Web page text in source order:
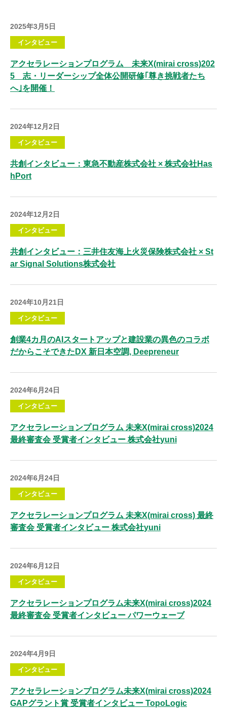
2025年3月5日
インタビュー
アクセラレーションプログラム 未来X(mirai cross)202
5 志・リーダーシップ全体公開研修｢尊き挑戦者たち
へ｣を開催！
2024年12月2日
インタビュー
共創インタビュー：東急不動産株式会社 × 株式会社Has
hPort
2024年12月2日
インタビュー
共創インタビュー：三井住友海上火災保険株式会社 × St
ar Signal Solutions株式会社
2024年10月21日
インタビュー
創業4カ月のAIスタートアップと建設業の異色のコラボ
だからこそできたDX 新日本空調, Deepreneur
2024年6月24日
インタビュー
アクセラレーションプログラム 未来X(mirai cross)2024
最終審査会 受賞者インタビュー 株式会社yuni
2024年6月24日
インタビュー
アクセラレーションプログラム 未来X(mirai cross) 最終
審査会 受賞者インタビュー 株式会社yuni
2024年6月12日
インタビュー
アクセラレーションプログラム未来X(mirai cross)2024
最終審査会 受賞者インタビュー パワーウェーブ
2024年4月9日
インタビュー
アクセラレーションプログラム未来X(mirai cross)2024
GAPグラント賞 受賞者インタビュー TopoLogic